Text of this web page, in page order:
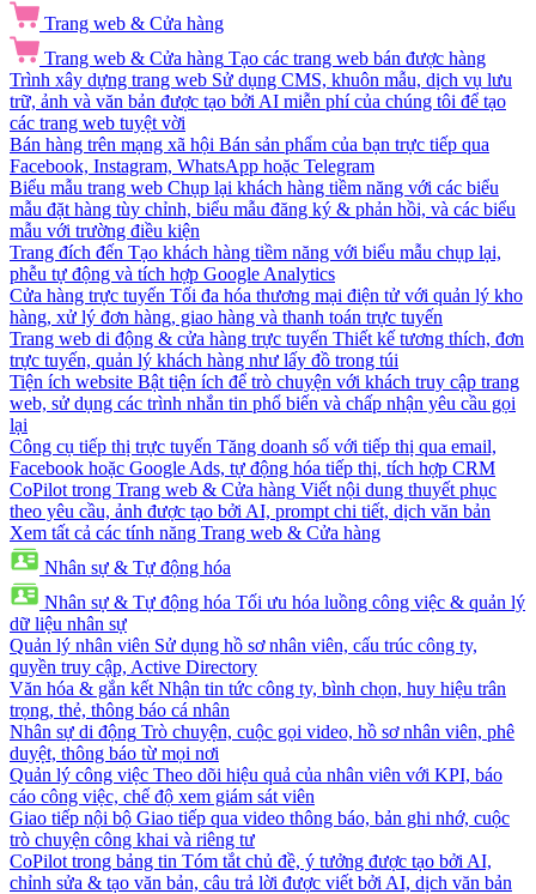
Trang web & Cửa hàng
Trang web & Cửa hàng Tạo các trang web bán được hàng
Trình xây dựng trang web Sử dụng CMS, khuôn mẫu, dịch vụ lưu
trữ, ảnh và văn bản được tạo bởi AI miễn phí của chúng tôi để tạo
các trang web tuyệt vời
Bán hàng trên mạng xã hội Bán sản phẩm của bạn trực tiếp qua
Facebook, Instagram, WhatsApp hoặc Telegram
Biểu mẫu trang web Chụp lại khách hàng tiềm năng với các biểu
mẫu đặt hàng tùy chỉnh, biểu mẫu đăng ký & phản hồi, và các biểu
mẫu với trường điều kiện
Trang đích đến Tạo khách hàng tiềm năng với biểu mẫu chụp lại,
phễu tự động và tích hợp Google Analytics
Cửa hàng trực tuyến Tối đa hóa thương mại điện tử với quản lý kho
hàng, xử lý đơn hàng, giao hàng và thanh toán trực tuyến
Trang web di động & cửa hàng trực tuyến Thiết kế tương thích, đơn
trực tuyến, quản lý khách hàng như lấy đồ trong túi
Tiện ích website Bật tiện ích để trò chuyện với khách truy cập trang
web, sử dụng các trình nhắn tin phổ biến và chấp nhận yêu cầu gọi
lại
Công cụ tiếp thị trực tuyến Tăng doanh số với tiếp thị qua email,
Facebook hoặc Google Ads, tự động hóa tiếp thị, tích hợp CRM
CoPilot trong Trang web & Cửa hàng Viết nội dung thuyết phục
theo yêu cầu, ảnh được tạo bởi AI, prompt chi tiết, dịch văn bản
Xem tất cả các tính năng Trang web & Cửa hàng
Nhân sự & Tự động hóa
Nhân sự & Tự động hóa Tối ưu hóa luồng công việc & quản lý
dữ liệu nhân sự
Quản lý nhân viên Sử dụng hồ sơ nhân viên, cấu trúc công ty,
quyền truy cập, Active Directory
Văn hóa & gắn kết Nhận tin tức công ty, bình chọn, huy hiệu trân
trọng, thẻ, thông báo cá nhân
Nhân sự di động Trò chuyện, cuộc gọi video, hồ sơ nhân viên, phê
duyệt, thông báo từ mọi nơi
Quản lý công việc Theo dõi hiệu quả của nhân viên với KPI, báo
cáo công việc, chế độ xem giám sát viên
Giao tiếp nội bộ Giao tiếp qua video thông báo, bản ghi nhớ, cuộc
trò chuyện công khai và riêng tư
CoPilot trong bảng tin Tóm tắt chủ đề, ý tưởng được tạo bởi AI,
chỉnh sửa & tạo văn bản, câu trả lời được viết bởi AI, dịch văn bản